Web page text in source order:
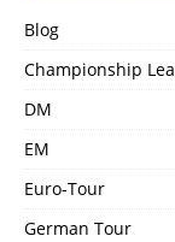
Blog
Championship
DM
EM
Euro-Tour
German Tour